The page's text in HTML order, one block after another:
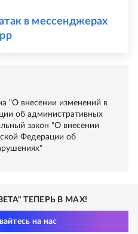
в мессенджерах
"О внесении изменений в
об административных
закон "О внесении
Федерации об
ТЕПЕРЬ В MAX!
на нас